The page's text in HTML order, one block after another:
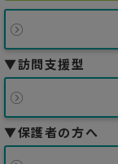
▼訪問支援型
▼保護者の方へ